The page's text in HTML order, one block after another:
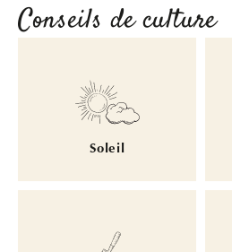
Conseils de culture
Soleil